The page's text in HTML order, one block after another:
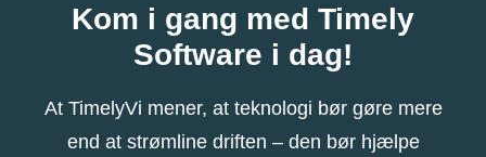
Kom i gang med Timely
Software i dag!
At TimelyVi mener, at teknologi bør gøre mere
end at strømline driften – den bør hjælpe